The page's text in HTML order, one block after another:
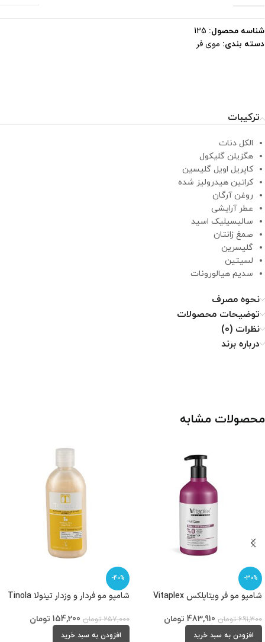
شناسه محصول: 125
دسته بندی: موی فر
ترکیبات
الکل دنات
هگزیلن گلیکول
کاپریل اویل گلیسین
کراتین هیدرولیز شده
روغن آرگان
عطر آرایشی
سالیسیلیک اسید
صمغ زانتان
گلیسرین
لسیتین
سدیم هیالورونات
نحوه مصرف
توضیحات محصولات
نظرات (0)
درباره برند
محصولات مشابه
-30%
شامپو مو فر ویتاپلکس Vitaplex
691,300 تومان 483,910 تومان
افزودن به سبد خرید
-40%
شامپو مو فردار و وزدار تینولا Tinola
257,000 تومان 154,200 تومان
افزودن به سبد خرید